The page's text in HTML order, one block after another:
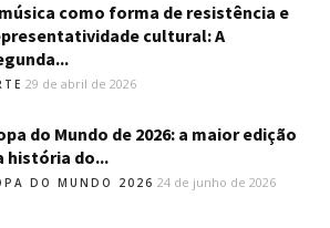
como forma de resistência e
cultural: A
29 de abril de 2026
do Mundo de 2026: a maior edição
história do...
DO MUNDO 2026 24 de junho de 2026